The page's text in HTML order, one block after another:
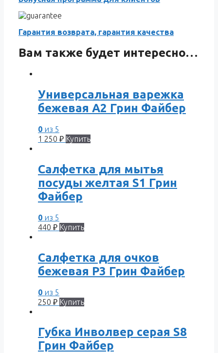
Гарантия возврата, гарантия качества
Вам также будет интересно…
Универсальная варежка
бежевая A2 Грин Файбер
0 из 5
1 250 ₽ Купить
Салфетка для мытья
посуды желтая S1 Грин
Файбер
0 из 5
440 ₽ Купить
Салфетка для очков
бежевая Р3 Грин Файбер
0 из 5
250 ₽ Купить
Губка Инволвер серая S8
Грин Файбер